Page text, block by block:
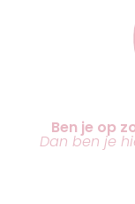
Ben je op
Dan ben je